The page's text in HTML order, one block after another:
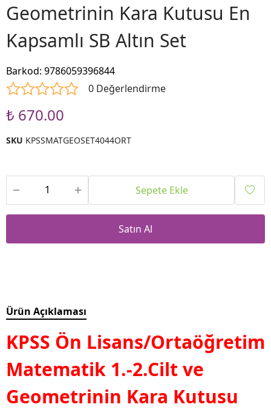
Geometrinin Kara Kutusu En
Kapsamlı SB Altın Set
Barkod: 9786059396844
0 Değerlendirme
₺ 670.00
SKU KPSSMATGEOSET4044ORT
Sepete Ekle
Satın Al
Ürün Açıklaması
KPSS Ön Lisans/Ortaöğretim
Matematik 1.-2.Cilt ve
Geometrinin Kara Kutusu